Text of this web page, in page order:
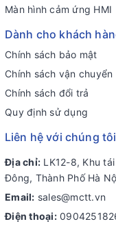
Màn hình cảm ứng HMI
Dành cho khách
Chính sách bảo mật
Chính sách vận chuyển
Chính sách đổi trả
Quy định sử dụng
Liên hệ với chúng tôi
Địa chỉ: LK12-8, Khu
Đông, Thành Phố Hà
Email: sales@mctt.vn
Điện thoại: